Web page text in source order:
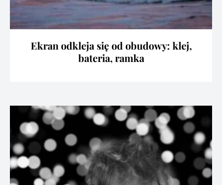
Ekran odkleja się od obudowy: klej,
bateria, ramka